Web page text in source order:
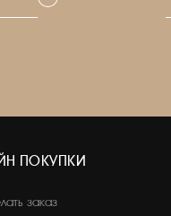
ПОКУПКИ
заказ